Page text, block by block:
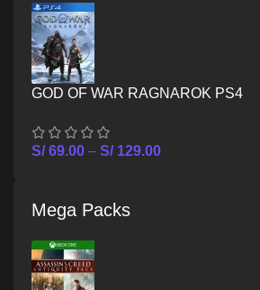
GOD OF WAR RAGNAROK PS4
S/69.00 – S/129.00
Mega Packs